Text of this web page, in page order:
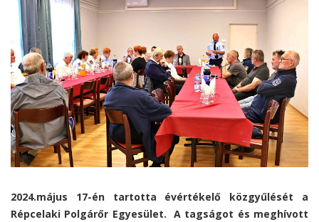
2024.május 17-én tartotta évértékelő közgyűlését a
Répcelaki Polgárőr Egyesület. A tagságot és meghívott